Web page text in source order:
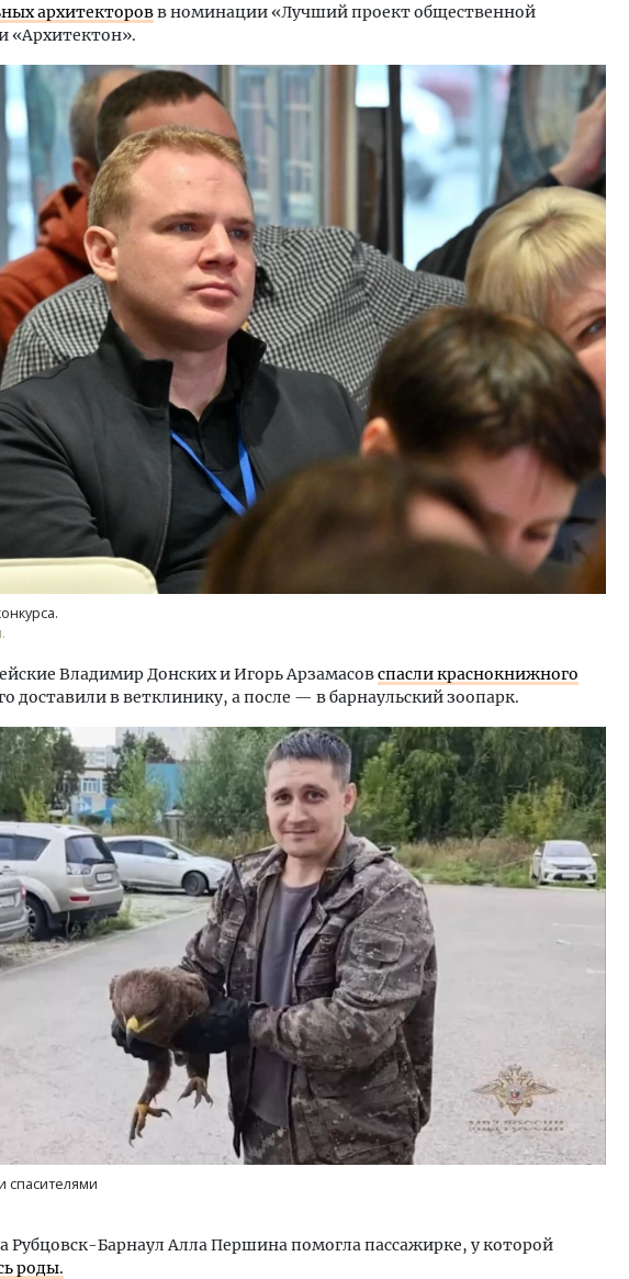
архитекторовв номинации «Лучший проект общественной
«Архитектон».
Владимир Донских и Игорь Арзамасовспасли краснокнижного
доставили в ветклинику, а после — в барнаульский зоопарк.
спасителями
Рубцовск-Барнаул Алла Першина помогла пассажирке, у которой
роды.